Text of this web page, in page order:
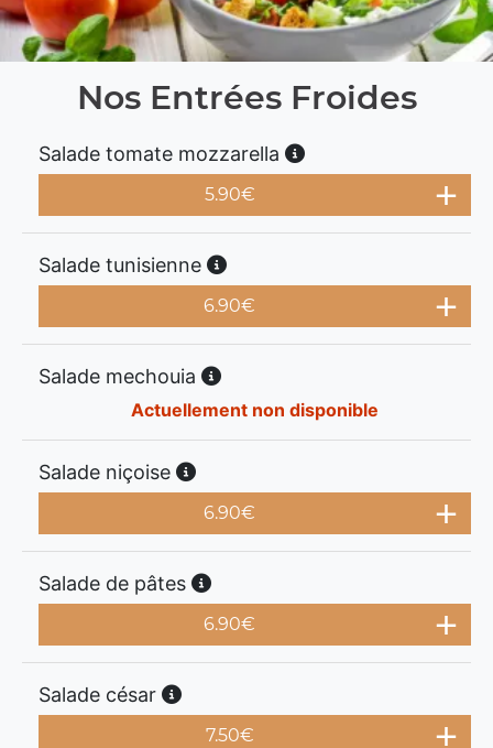
Nos Entrées Froides
Salade tomate mozzarella
5.90€
Salade tunisienne
6.90€
Salade mechouia
Actuellement non disponible
Salade niçoise
6.90€
Salade de pâtes
6.90€
Salade césar
7.50€